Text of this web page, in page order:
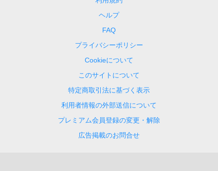
ヘルプ
FAQ
プライバシーポリシー
Cookieについて
このサイトについて
特定商取引法に基づく表示
利用者情報の外部送信について
プレミアム会員登録の変更・解除
広告掲載のお問合せ